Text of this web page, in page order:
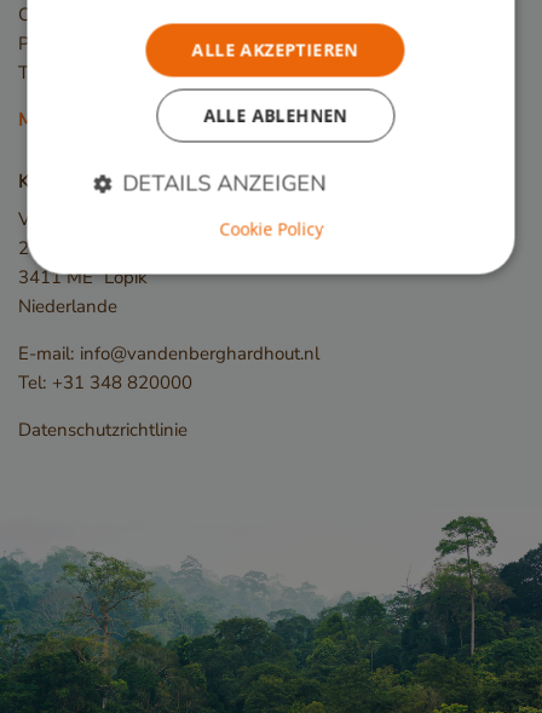
Okan/Denya
Piquia
Tali
Mehr Holzarten
Kontakt
Van den Berg Hardhout
2e Industrieweg 19
3411 ME Lopik
Niederlande
E-mail: info@vandenberghardhout.nl
Tel: +31 348 820000
Datenschutzrichtlinie
ALLE AKZEPTIEREN
ALLE ABLEHNEN
DETAILS ANZEIGEN
Unbedingt erforderlich
Unbedingt erforderliche Cookies ermöglichen
wesentliche Kernfunktionen der Website wie die
Ohne die unbedingt erforderlichen Cookies kann
die Website nicht ordnungsgemäß verwendet
Cookie Policy